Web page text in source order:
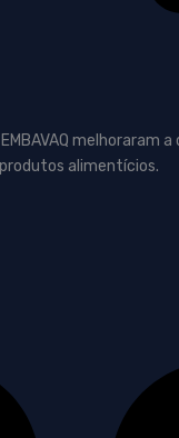
melhoraram a
alimentícios.